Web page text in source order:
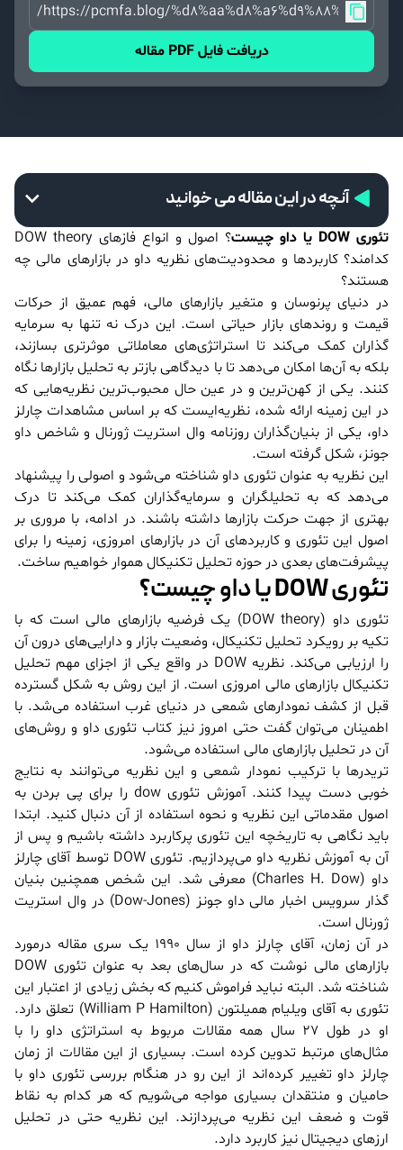
https://pcmfa.blog/
دریافت فایل PDF مقاله
آنچه در این مقاله می خوانید
تئوری DOW یا داو چیست
؟ اصول و انواع فازهای DOW theory
کدامند؟ کاربردها و محدودیت‌های نظریه داو در بازارهای مالی چه
هستند؟
در دنیای پرنوسان و متغیر بازارهای مالی، فهم عمیق از حرکات
قیمت و روندهای بازار حیاتی است. این درک نه تنها به سرمایه
گذاران کمک می‌کند تا استراتژی‌های معاملاتی موثرتری بسازند،
بلکه به آن‌ها امکان می‌دهد تا با دیدگاهی بازتر به تحلیل بازارها نگاه
کنند. یکی از کهن‌ترین و در عین حال محبوب‌ترین نظریه‌هایی که
در این زمینه ارائه شده، نظریه‌ایست که بر اساس مشاهدات چارلز
داو، یکی از بنیان‌گذاران روزنامه وال استریت ژورنال و شاخص داو
جونز، شکل گرفته است.
این نظریه به عنوان تئوری داو شناخته می‌شود و اصولی را پیشنهاد
می‌دهد که به تحلیلگران و سرمایه‌گذاران کمک می‌کند تا درک
بهتری از جهت حرکت بازارها داشته باشند. در ادامه، با مروری بر
اصول این تئوری و کاربردهای آن در بازارهای امروزی، زمینه را برای
پیشرفت‌های بعدی در حوزه تحلیل تکنیکال هموار خواهیم ساخت.
تئوری DOW یا داو چیست؟
تئوری داو (DOW theory) یک فرضیه بازارهای مالی است که با
تکیه بر رویکرد تحلیل تکنیکال، وضعیت بازار و دارایی‌های درون آن
را ارزیابی می‌کند. نظریه DOW در واقع یکی از اجزای مهم تحلیل
تکنیکال بازار‌های مالی امروزی است. از این روش به شکل گسترده
قبل از کشف نمودار‌های شمعی در دنیای غرب استفاده می‌شد. با
اطمینان می‌توان گفت حتی امروز نیز کتاب تئوری داو و روش‌های
آن در تحلیل بازار‌های مالی استفاده می‌شود.
تریدر‌ها با ترکیب نمودار شمعی و این نظریه می‌توانند به نتایج
خوبی دست پیدا کنند. آموزش تئوری dow را برای پی بردن به
اصول مقدماتی این نظریه و نحوه استفاده از آن دنبال کنید. ابتدا
باید نگاهی به تاریخچه این تئوری پرکاربرد داشته باشیم و پس از
آن به آموزش نظریه داو می‌پردازیم. تئوری DOW توسط آقای چارلز
داو (Charles H. Dow) معرفی شد. این شخص همچنین بنیان
گذار سرویس اخبار مالی داو جونز (Dow-Jones) در وال استریت
ژورنال است.
در آن زمان، آقای چارلز داو از سال 1990 یک سری مقاله درمورد
بازارهای مالی نوشت که در سال‌های بعد به عنوان تئوری DOW
شناخته شد. البته نباید فراموش کنیم که بخش زیادی از اعتبار این
تئوری به آقای ویلیام همیلتون (William P Hamilton) تعلق دارد.
او در طول 27 سال همه مقالات مربوط به استراتژی داو را با
مثال‌های مرتبط تدوین کرده است. بسیاری از این مقالات از زمان
چارلز داو تغییر کرده‌اند از این رو در هنگام بررسی تئوری داو با
حامیان و منتقدان بسیاری مواجه می‌شویم که هر کدام به نقاط
قوت و ضعف این نظریه می‌پردازند. این نظریه حتی در تحلیل
ارز‌های دیجیتال نیز کاربرد دارد.